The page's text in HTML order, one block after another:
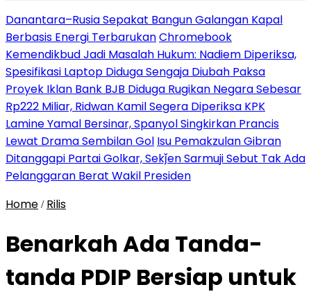
Danantara–Rusia Sepakat Bangun Galangan Kapal
Berbasis Energi TerbarukanChromebook
Kemendikbud Jadi Masalah Hukum: Nadiem Diperiksa,
Spesifikasi Laptop Diduga Sengaja Diubah Paksa
Proyek Iklan Bank BJB Diduga Rugikan Negara Sebesar
Rp222 Miliar, Ridwan Kamil Segera Diperiksa KPK
Lamine Yamal Bersinar, Spanyol Singkirkan Prancis
Lewat Drama Sembilan Gol Isu Pemakzulan Gibran
Ditanggapi Partai Golkar, Sekǰen Sarmuji Sebut Tak Ada
Pelanggaran Berat Wakil Presiden
Home / Rilis
Benarkah Ada Tanda-
tanda PDIP Bersiap untuk